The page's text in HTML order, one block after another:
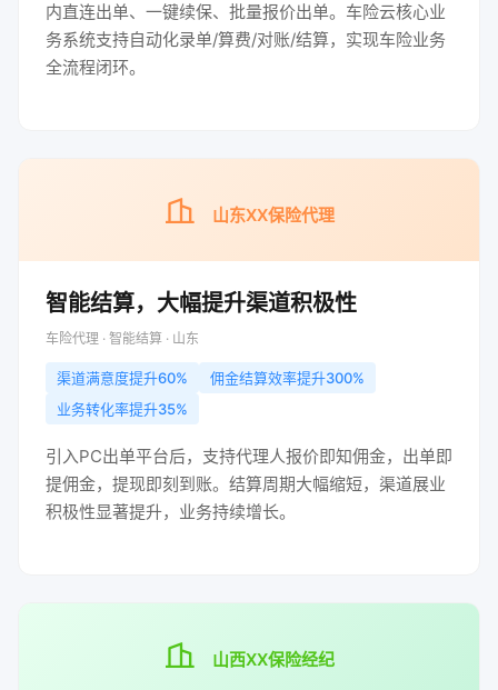
内直连出单、一键续保、批量报价出单。车险云核心业
务系统支持自动化录单/算费/对账/结算，实现车险业务
全流程闭环。
山东XX保险代理
智能结算，大幅提升渠道积极性
车险代理 · 智能结算 · 山东
渠道满意度提升60%
佣金结算效率提升300%
业务转化率提升35%
引入PC出单平台后，支持代理人报价即知佣金，出单即
提佣金，提现即刻到账。结算周期大幅缩短，渠道展业
积极性显著提升，业务持续增长。
山西XX保险经纪